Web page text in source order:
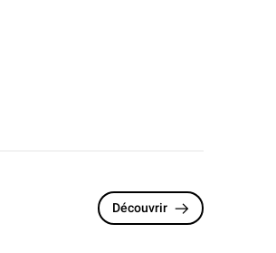
Découvrir